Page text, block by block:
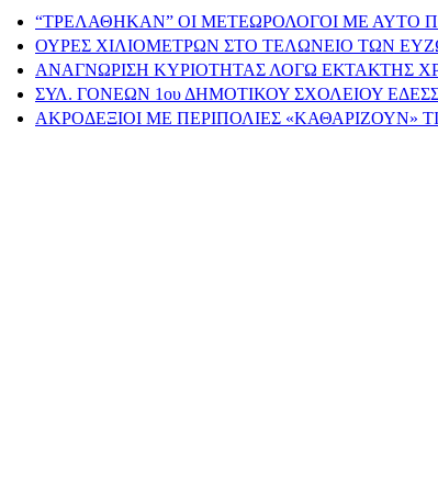
“ΤΡΕΛΑΘΗΚΑΝ” ΟΙ ΜΕΤΕΩΡΟΛΟΓΟΙ ΜΕ ΑΥΤΟ
ΟΥΡΕΣ ΧΙΛΙΟΜΕΤΡΩΝ ΣΤΟ ΤΕΛΩΝΕΙΟ ΤΩΝ
ΑΝΑΓΝΩΡΙΣΗ ΚΥΡΙΟΤΗΤΑΣ ΛΟΓΩ ΕΚΤΑΚΤΗΣ
ΣΥΛ. ΓΟΝΕΩΝ 1ου ΔΗΜΟΤΙΚΟΥ ΣΧΟΛΕΙΟΥ
ΑΚΡΟΔΕΞΙΟΙ ΜΕ ΠΕΡΙΠΟΛΙΕΣ «ΚΑΘΑΡΙΖΟΥΝ»